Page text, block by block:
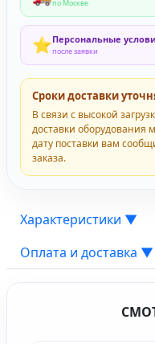
по Москве
⭐Персональные
после заявки
Сроки доставки
В связи с высокой
доставки оборудования
дату поставки вам
заказа.
Характеристики ▼
Оплата и доставка ▼